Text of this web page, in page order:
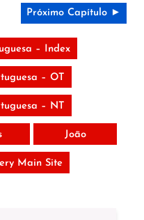
Próximo Capítulo ►
– Index
– OT
– NT
João
Main Site